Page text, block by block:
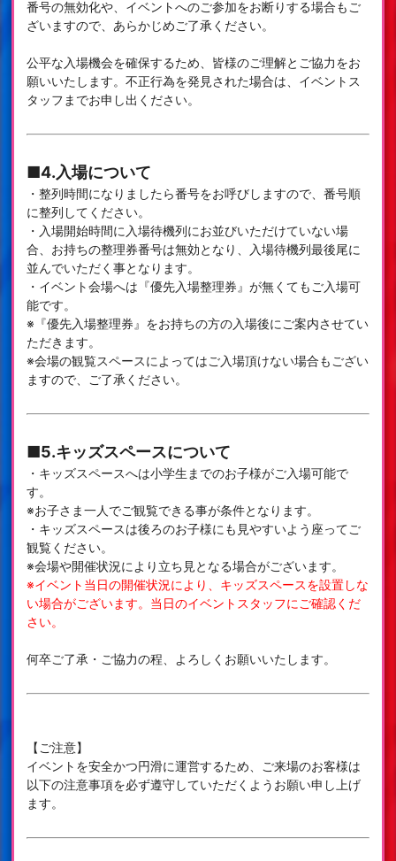
番号の無効化や、イベントへのご参加をお断りする場合もご
ざいますので、あらかじめご了承ください。
公平な入場機会を確保するため、皆様のご理解とご協力をお
願いいたします。不正行為を発見された場合は、イベントス
タッフまでお申し出ください。
■4.入場について
・整列時間になりましたら番号をお呼びしますので、番号順
に整列してください。
・入場開始時間に入場待機列にお並びいただけていない場
合、お持ちの整理券番号は無効となり、入場待機列最後尾に
並んでいただく事となります。
・イベント会場へは『優先入場整理券』が無くてもご入場可
能です。
※『優先入場整理券』をお持ちの方の入場後にご案内させてい
ただきます。
※会場の観覧スペースによってはご入場頂けない場合もござい
ますので、ご了承ください。
■5.キッズスペースについて
・キッズスペースへは小学生までのお子様がご入場可能で
す。
※お子さま一人でご観覧できる事が条件となります。
・キッズスペースは後ろのお子様にも見やすいよう座ってご
観覧ください。
※会場や開催状況により立ち見となる場合がございます。
※イベント当日の開催状況により、キッズスペースを設置しな
い場合がございます。当日のイベントスタッフにご確認くだ
さい。
何卒ご了承・ご協力の程、よろしくお願いいたします。
【ご注意】
イベントを安全かつ円滑に運営するため、ご来場のお客様は
以下の注意事項を必ず遵守していただくようお願い申し上げ
ます。